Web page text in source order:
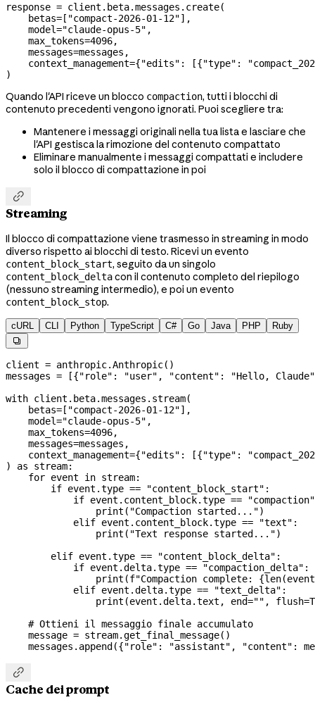
response = client.beta.messages.create(
    betas
= [ "compact-2026-01-12"],
    model
="claude-opus-5" ,
    max_tokens
=4096,
    messages
=messages,
    context_management
={"edits" : [{"type" :
)
Quando l'API riceve un blocco compaction, tutti i blocchi di
contenuto precedenti vengono ignorati. Puoi scegliere tra:
Mantenere i messaggi originali nella tua lista e lasciare che
l'API gestisca la rimozione del contenuto compattato
Eliminare manualmente i messaggi compattati e includere
solo il blocco di compattazione in poi

Streaming
Il blocco di compattazione viene trasmesso in streaming in modo
diverso rispetto ai blocchi di testo. Ricevi un evento
content_block_start, seguito da un singolo
content_block_deltacon il contenuto completo del riepilogo
(nessuno streaming intermedio), e poi un evento
content_block_stop.
cURL CLI Python TypeScript C# Go Java PHP Ruby

client = anthropic.Anthropic()
messages = [{"role" : "user" , "content" :
"Hello, Claude"
with client.beta.messages.stream(
    betas
= [ "compact-2026-01-12"],
    model
="claude-opus-5" ,
    max_tokens
=4096,
    messages
=messages,
    context_management
={"edits" : [{"type" :
) as stream:
    for
event in stream:
        if
event.type == "content_block_start" :
            if
event.content_block.type == "compaction"
                print
( "Compaction started...")
            elif
event.content_block.type == "text" :
                print
( "Text response started...")
        elif
event.type == "content_block_delta" :
            if
event.delta.type == "compaction_delta" :
                print
(f"Compaction complete: {len
            elif
event.delta.type == "text_delta" :
                print
(event.delta.text, end="" , flush=
    # Ottieni il messaggio finale accumulato
    message
= stream.get_final_message()
    messages.append({
"role" : "assistant" , "content" :

Cache dei prompt